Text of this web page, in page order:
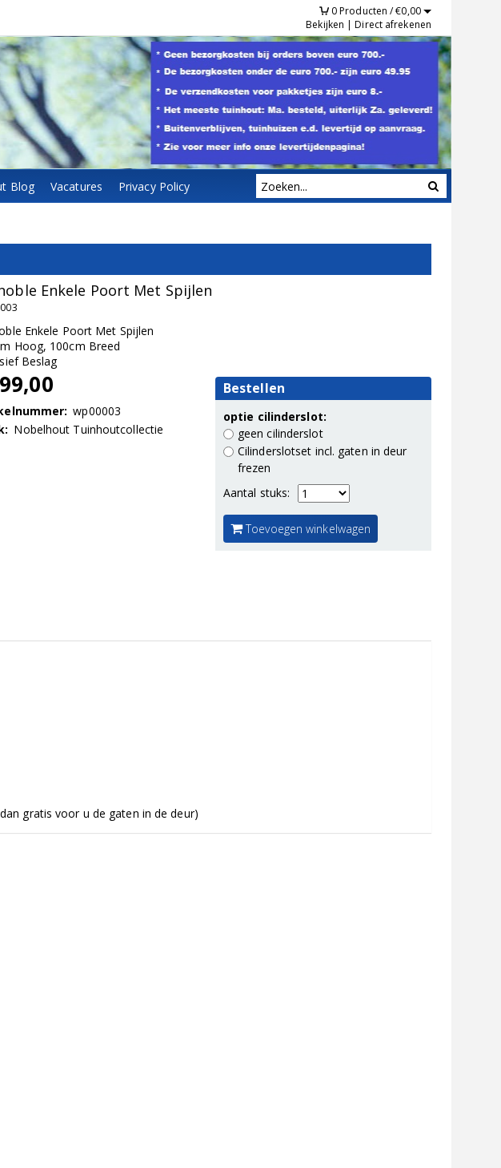
0Producten /€0,00
Bekijken | Direct afrekenen
Blog Vacatures Privacy Policy
Enkele Poort Met Spijlen
Enkele Poort Met Spijlen
Hoog, 100cm Breed
Beslag
wp00003
Nobelhout Tuinhoutcollectie
Bestellen
optie cilinderslot:
geen cilinderslot
Cilinderslotset incl. gaten in deur
frezen
Aantal stuks:
Toevoegen winkelwagen
gratis voor u de gaten in de deur)